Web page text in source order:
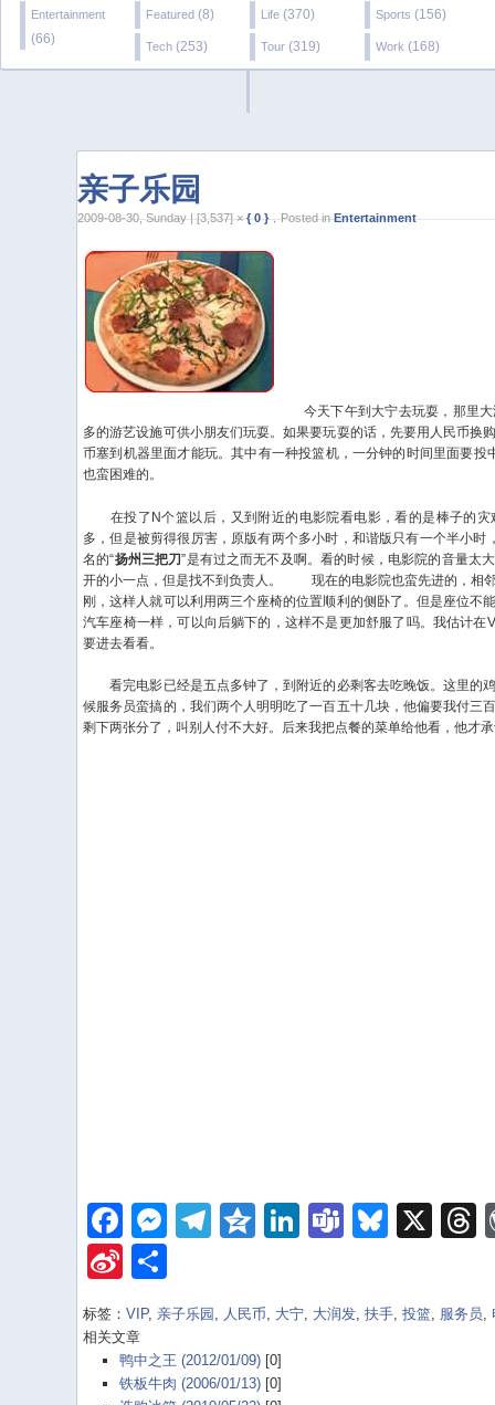
Entertainment
(66)
Featured (8) Life (370) Sports (156)
Tech (253) Tour (319) Work (168)
亲子乐园
2009-08-30, Sunday | [3,537] ×{ 0 }，Posted inEntertainment
今天下午到大宁去玩耍，那里大
多的游艺设施可供小朋友们玩耍。如果要玩耍的话，先要用人民币换
币塞到机器里面才能玩。其中有一种投篮机，一分钟的时间里面要
也蛮困难的。
在投了N个篮以后，又到附近的电影院看电影，看的是棒子的灾
多，但是被剪得很厉害，原版有两个多小时，和谐版只有一个半小
名的“扬州三把刀”是有过之而无不及啊。看的时候，电影院的音量太
开的小一点，但是找不到负责人。
现在的电影院也蛮先进的，相邻
刚，这样人就可以利用两三个座椅的位置顺利的侧卧了。但是座位不
汽车座椅一样，可以向后躺下的，这样不是更加舒服了吗。我估计在
要进去看看。
看完电影已经是五点多钟了，到附近的必剩客去吃晚饭。这里的
候服务员蛮搞的，我们两个人明明吃了一百五十几块，他偏要我付三
剩下两张分了，叫别人付不大好。后来我把点餐的菜单给他看，他才
Facebook
Messenger
Telegram
Qzone
LinkedIn
TeamsX
Sina
Weibo
标签：VIP, 亲子乐园 , 人民币, 大宁, 大润发,扶手,投篮, 服务员,
相关文章
鸭中之王 (2012/01/09)[0]
铁板牛肉 (2006/01/13)[0]